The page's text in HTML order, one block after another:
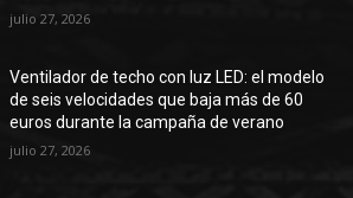
julio 27, 2026
Ventilador de techo con luz LED: el modelo
de seis velocidades que baja más de 60
euros durante la campaña de verano
julio 27, 2026